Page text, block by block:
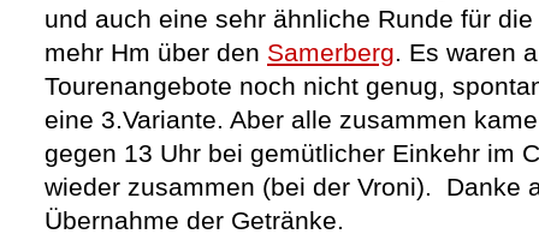
und auch eine sehr ähnliche Runde für
mehr Hm über den Samerberg. Es waren
Tourenangebote noch nicht genug,
eine 3.Variante. Aber alle zusammen
gegen 13 Uhr bei gemütlicher Einkehr im
wieder zusammen (bei der Vroni). Danke
Übernahme der Getränke.